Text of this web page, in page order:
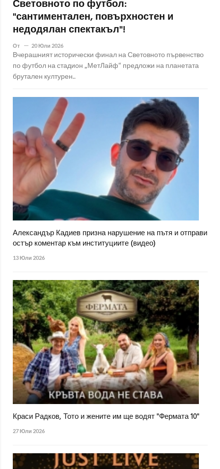
Световното по футбол:
"сантиментален, повърхностен и
недодялан спектакъл"!
От 20 Юли 2026
Вчерашният исторически финал на Световното първенство
по футбол на стадион „МетЛайф“ предложи на планетата
брутален културен..
Александър Кадиев призна нарушение на пътя и отправи
остър коментар към институциите (видео)
13 Юли 2026
Краси Радков, Тото и жените им ще водят "Фермата 10"
27 Юли 2026